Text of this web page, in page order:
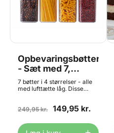
Opbevaringsbøtter
- Sæt med 7,
ScandiChef
7 bøtter i 4 størrelser - alle
med lufttætte låg. Disse
løsning til at holde din mad
Bøtterne er fremstillet i
robust og holdbart materiale,
249,95 kr. 149,95 kr.